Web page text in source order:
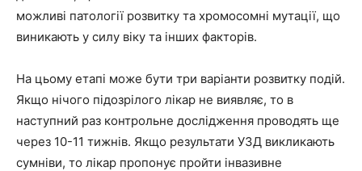
можливі патології розвитку та хромосомні мутації, що
виникають у силу віку та інших факторів.
На цьому етапі може бути три варіанти розвитку подій.
Якщо нічого підозрілого лікар не виявляє, то в
наступний раз контрольне дослідження проводять ще
через 10-11 тижнів. Якщо результати УЗД викликають
сумніви, то лікар пропонує пройти інвазивне